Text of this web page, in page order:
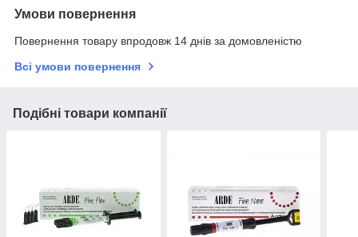
Умови повернення
Повернення товару впродовж 14 днів за домовленістю
Всі умови повернення
Подібні товари компанії